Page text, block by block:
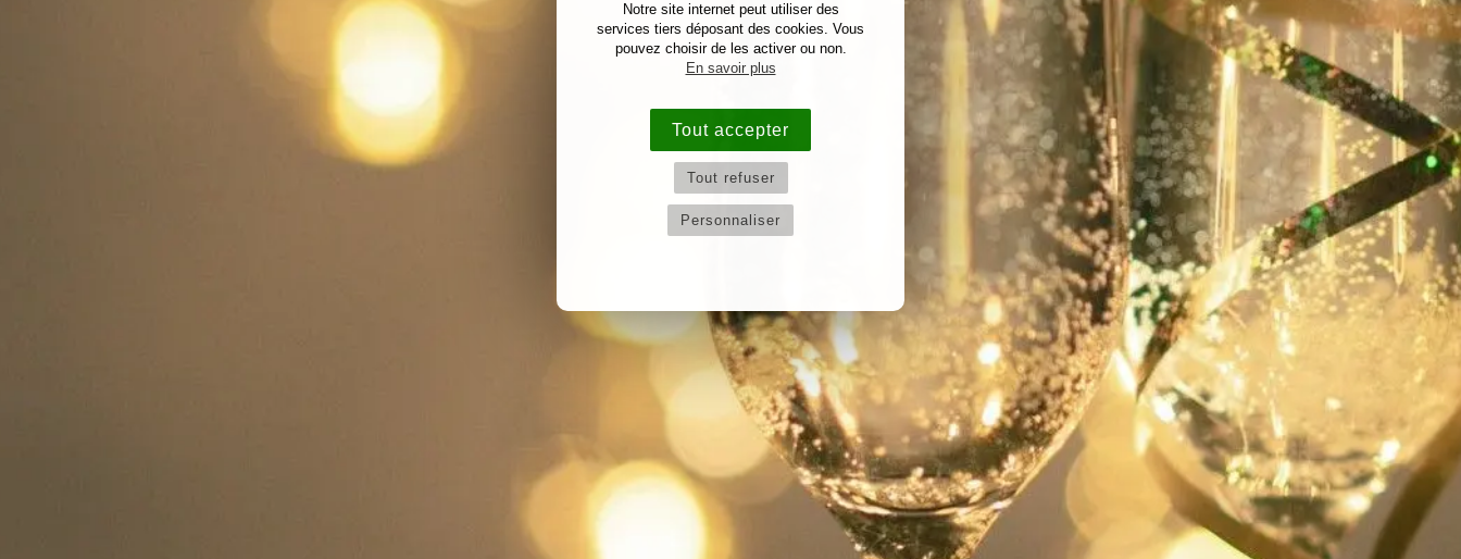
Notre site internet peut utiliser des
services tiers déposant des cookies. Vous
pouvez choisir de les activer ou non.
En savoir plus
Tout accepter
Tout refuser
Personnaliser